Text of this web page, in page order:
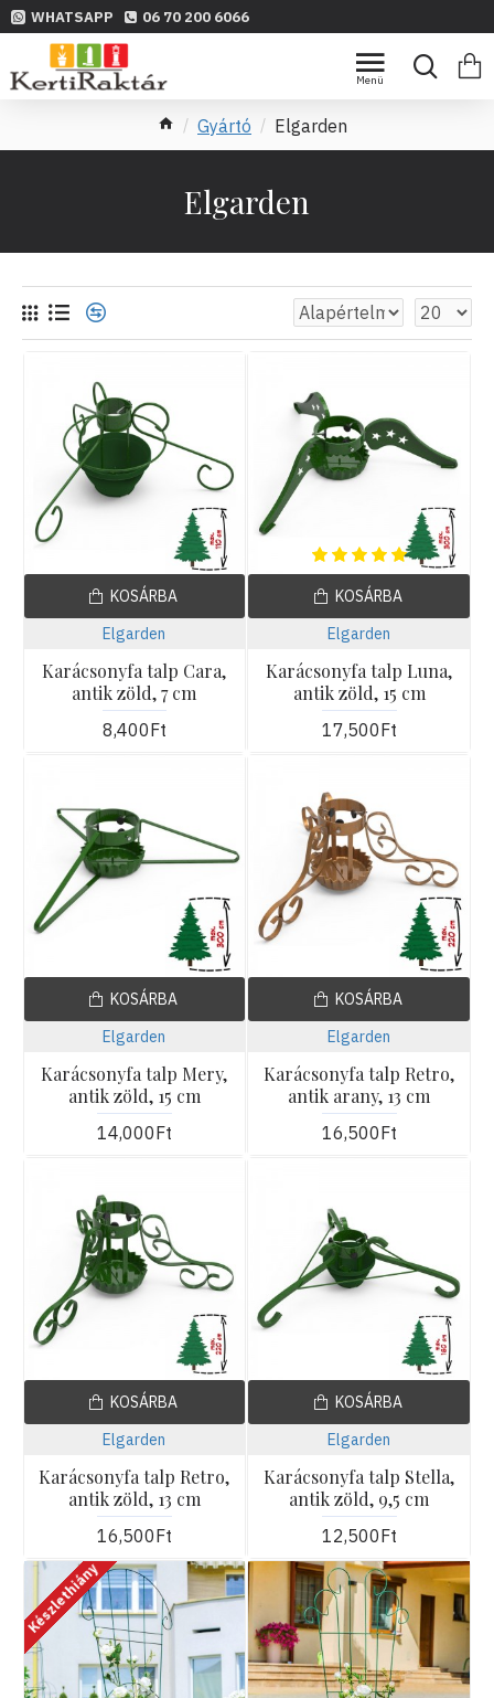
WHATSAPP 06 70 200 6066
Gyártó Elgarden
Elgarden
Elgarden
Karácsonyfa talp Cara,
antik zöld, 7 cm
8,400Ft
KOSÁRBA
Elgarden
Karácsonyfa talp Luna,
antik zöld, 15 cm
17,500Ft
KOSÁRBA
Elgarden
Karácsonyfa talp Mery,
antik zöld, 15 cm
14,000Ft
KOSÁRBA
Elgarden
Karácsonyfa talp Retro,
antik arany, 13 cm
16,500Ft
KOSÁRBA
Elgarden
Karácsonyfa talp Retro,
antik zöld, 13 cm
16,500Ft
KOSÁRBA
Elgarden
Karácsonyfa talp Stella,
antik zöld, 9,5 cm
12,500Ft
KOSÁRBA
Készlethiány